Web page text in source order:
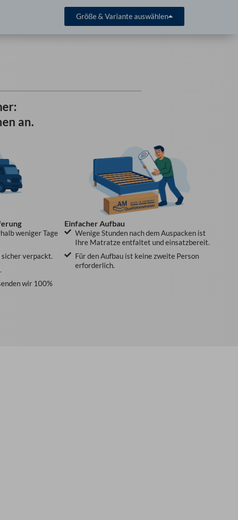
Größe & Variante auswählen
an.
weniger Tage
verpackt.
wir 100%
Einfacher Aufbau
Wenige Stunden nach dem Auspacken ist
Ihre Matratze entfaltet und einsatzbereit.
Für den Aufbau ist keine zweite Person
erforderlich.